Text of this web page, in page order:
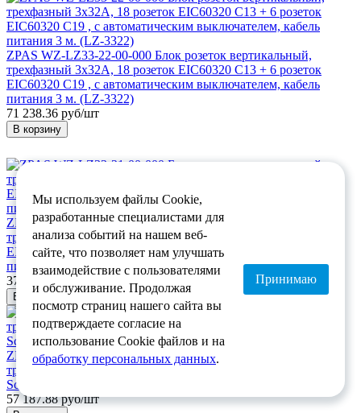
ZPAS WZ-LZ33-22-00-000 Блок розеток вертикальный,
трехфазный 3x32A, 18 розеток EIC60320 С13 + 6 розеток
EIC60320 С19 , с автоматическим выключателем, кабель
питания 3 м. (LZ-3322)
71 238.36 руб/шт
В корзину
ZPAS WZ-LZ33-21-00-000 Блок розеток вертикальный,
трехфазный 3x32A, 6 розеток EIC60320 С13 + 6 розеток
EIC60320 С19 , с автоматическим выключателем, кабель
питания 3 м. (LZ-3321)
37 550.09 руб/шт
В корзину
ZPAS WZ-LZ31-64-SU-000 Блок розеток вертикальный,
трехфазный 3x16A, 18 розеток, с амперметром, (LZ-3164)
Schuko
57 187.88 руб/шт
Мы используем файлы Cookie,
разработанные специалистами для
анализа событий на нашем веб-
сайте, что позволяет нам улучшать
взаимодействие с пользователями
и обслуживание. Продолжая
посмотр страниц нашего сайта вы
подтверждаете согласие на
использование Cookie файлов и на
обработку персональных данных.
Принимаю